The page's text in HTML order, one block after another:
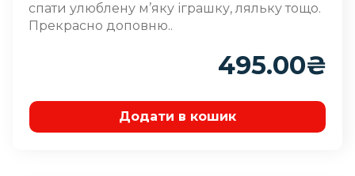
спати улюблену м’яку іграшку, ляльку тощо.
Прекрасно доповню..
495.00₴
Додати в кошик